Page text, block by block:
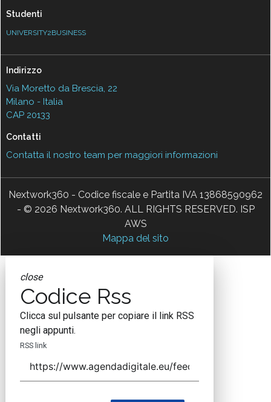
Studenti
UNIVERSITY2BUSINESS
Indirizzo
Via Moretto da Brescia, 22
Milano - Italia
CAP 20133
Contatti
Contatta il nostro team per maggiori informazioni
Nextwork360 - Codice fiscale e Partita IVA 13868590962
- © 2026 Nextwork360. ALL RIGHTS RESERVED. ISP
AWS
Mappa del sito
close
Codice Rss
Clicca sul pulsante per copiare il link RSS
negli appunti.
RSS link